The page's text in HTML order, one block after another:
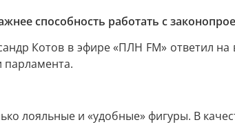
способность работать с
Котов в эфире «ПЛН FM» ответил
парламента.
лояльные и «удобные» фигуры. В